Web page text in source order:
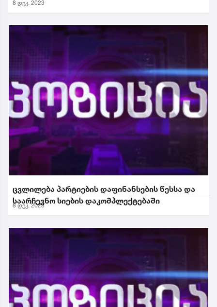
8 დეკ. 2023
ცვლილება პარტიების დაფინანსების წესსა და
საარჩევნო სიების დაკომპლექტებაში
8 დეკ. 2023